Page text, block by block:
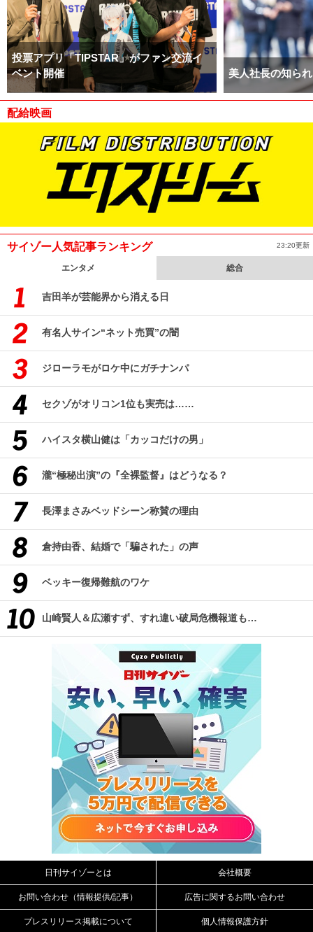
投票アプリ「TIPSTAR」がファン交流イ
ベント開催
美人社長の知ら
配給映画
サイゾー人気記事ランキング 23:20更新
エンタメ 総合
吉田羊が芸能界から消える日
有名人サイン“ネット売買”の闇
ジローラモがロケ中にガチナンパ
セクゾがオリコン1位も実売は……
ハイスタ横山健は「カッコだけの男」
瀧“極秘出演”の『全裸監督』はどうなる？
長澤まさみベッドシーン称賛の理由
倉持由香、結婚で「騙された」の声
ベッキー復帰難航のワケ
山崎賢人＆広瀬すず、すれ違い破局危機報道も…
日刊サイゾーとは 会社概要
お問い合わせ（情報提供/記事） 広告に関するお問い合わせ
プレスリリース掲載について 個人情報保護方針